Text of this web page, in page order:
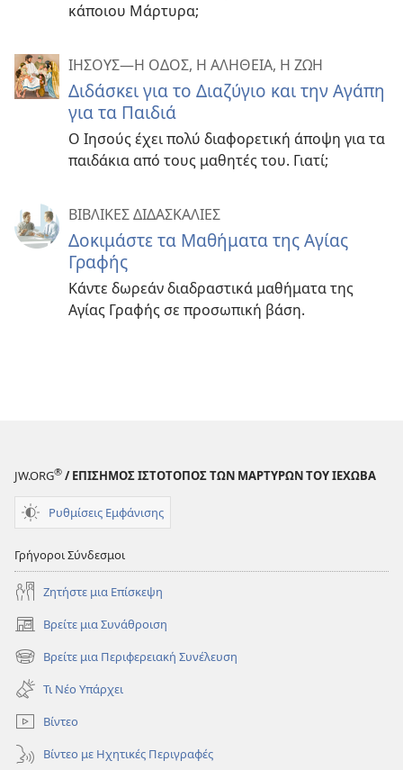
κάποιου Μάρτυρα;
ΙΗΣΟΥΣ—Η ΟΔΟΣ, Η ΑΛΗΘΕΙΑ, Η ΖΩΗ
Διδάσκει για το Διαζύγιο και την Αγάπη
για τα Παιδιά
Ο Ιησούς έχει πολύ διαφορετική άποψη για τα
παιδάκια από τους μαθητές του. Γιατί;
ΒΙΒΛΙΚΕΣ ΔΙΔΑΣΚΑΛΙΕΣ
Δοκιμάστε τα Μαθήματα της Αγίας
Γραφής
Κάντε δωρεάν διαδραστικά μαθήματα της
Αγίας Γραφής σε προσωπική βάση.
JW.ORG® / ΕΠΙΣΗΜΟΣ ΙΣΤΟΤΟΠΟΣ ΤΩΝ ΜΑΡΤΥΡΩΝ ΤΟΥ ΙΕΧΩΒΑ
Ρυθμίσεις Εμφάνισης
Γρήγοροι Σύνδεσμοι
Ζητήστε μια Επίσκεψη
Βρείτε μια Συνάθροιση
(ανοίγει
νέο
παράθυρο)
Βρείτε μια Περιφερειακή Συνέλευση
(ανοίγει
νέο
παράθυρο)
Τι Νέο Υπάρχει
Βίντεο
Βίντεο με Ηχητικές Περιγραφές